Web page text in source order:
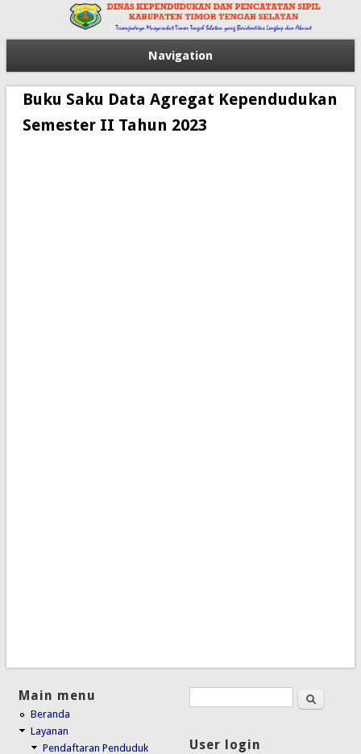
Navigation
Buku Saku Data Agregat Kependudukan
Semester II Tahun 2023
Main menu
Beranda
Layanan
Pendaftaran Penduduk
Search formSearch
User login